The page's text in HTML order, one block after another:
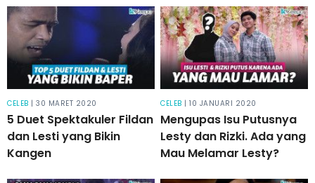
CELEB | 30 MARET 2020
5 Duet Spektakuler Fildan
dan Lesti yang Bikin
Kangen
CELEB | 10 JANUARI 2020
Mengupas Isu Putusnya
Lesty dan Rizki. Ada yang
Mau Melamar Lesty?